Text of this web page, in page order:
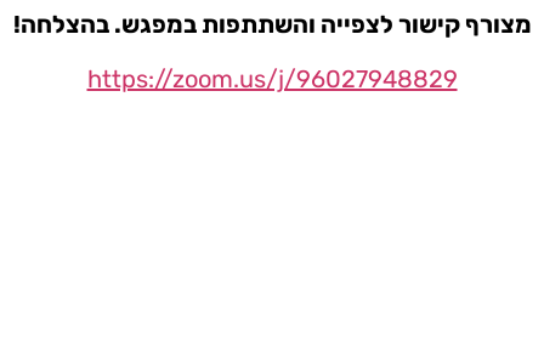
מצורף קישור לצפייה והשתתפות במפגש. בהצלחה!
https://zoom.us/j/96027948829